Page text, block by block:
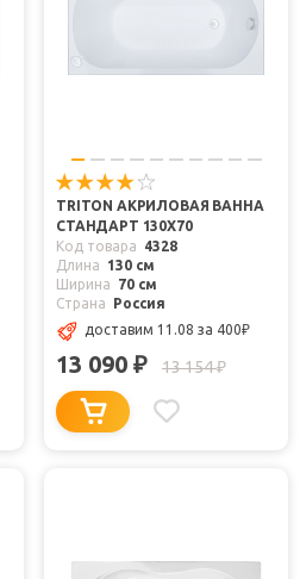
TRITON АКРИЛОВАЯ ВАННА
СТАНДАРТ 130X70
Код товара
4328
Длина
130 см
Ширина
70 см
Страна
Россия
доставим 11.08 за 400₽
13 090 ₽ 13 154₽